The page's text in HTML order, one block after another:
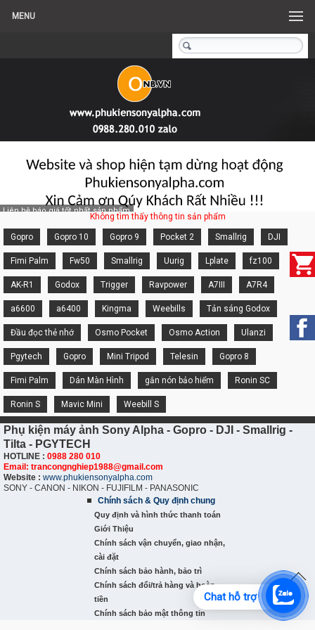
MENU
Liên hệ báo giá tốt nhất sản phẩm
Không tìm thấy thông tin sản phẩm
Gopro Gopro 10 Gopro 9 Pocket 2 Smallrig DJI
Fimi Palm Fw50 Smallrig Uurig Lplate fz100
AK-R1 Godox Trigger Ravpower A7III A7R4
a6600 a6400 Kingma Weebills Tản sáng Godox
Đầu đọc thẻ nhớ Osmo Pocket Osmo Action Ulanzi
Pgytech Gopro Mini Tripod Telesin Gopro 8
Fimi Palm Dán Màn Hình gắn nón bảo hiểm Ronin SC
Ronin S Mavic Mini Weebill S
Phụ kiện máy ảnh Sony Alpha - Gopro - DJI - Smallrig -
Tilta - PGYTECH
HOTLINE : 0988 280 010
Email: trancongnghiep1988@gmail.com
Website : www.phukiensonyalpha.com
SONY - CANON - NIKON - FUJIFILM - PANASONIC
Chính sách & Quy định chung
Quy định và hình thức thanh toán
Giới Thiệu
Chính sách vận chuyển, giao nhận,
cài đặt
Chính sách bảo hành, bảo trì
Chính sách đổi/trả hàng và hoàn
tiền
Chính sách bảo mật thông tin
Chat hỗ trợ